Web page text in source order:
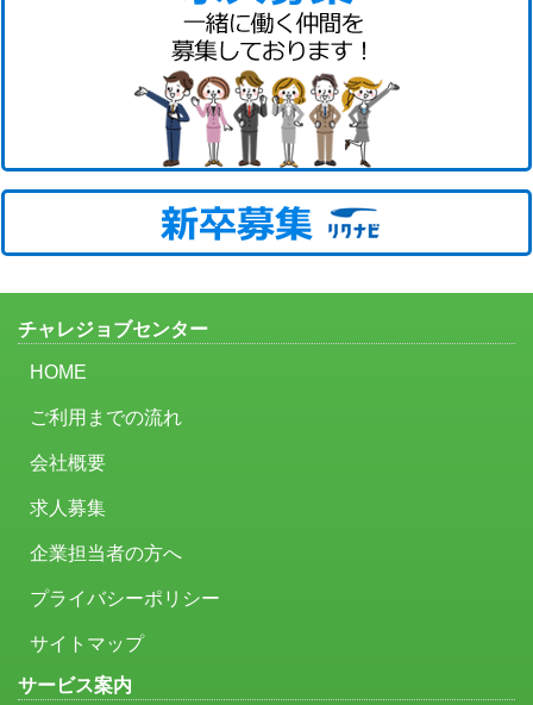
チャレジョブセンター
HOME
ご利用までの流れ
会社概要
求人募集
企業担当者の方へ
プライバシーポリシー
サイトマップ
サービス案内